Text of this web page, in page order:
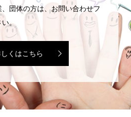
団体の方は、お問い合わせフ
。
くはこちら